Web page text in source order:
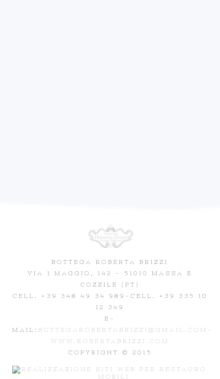
BOTTEGA ROBERTA BRIZZI
VIA 1 MAGGIO, 142 - 51010 MASSA E
COZZILE (PT)
CELL. +39 348 49 34 989 -CELL. +39 335 10
12 349
E-
MAIL: BOTTEGAROBERTABRIZZI@GMAIL.COM-
WWW.ROBERTABRIZZI.COM
COPYRIGHT © 2015